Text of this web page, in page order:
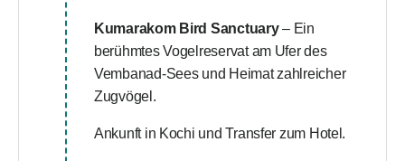
Kumarakom Bird Sanctuary– Ein
berühmtes Vogelreservat am Ufer des
Vembanad-Sees und Heimat zahlreicher
Zugvögel.
Ankunft in Kochi und Transfer zum Hotel.